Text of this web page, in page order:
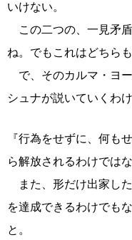
いけない。
この二つの、一見矛
ね。でもこれはどちら
で、そのカルマ・ヨ
シュナが説いていくわけ
『行為をせずに、何も
ら解放されるわけではな
また、形だけ出家し
を達成できるわけでもな
と。